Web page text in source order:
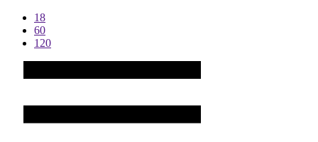
18
60
120